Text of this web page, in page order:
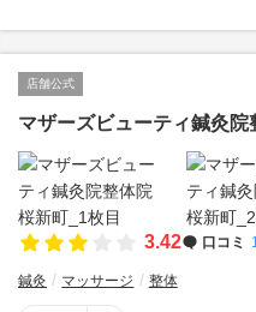
店舗公式
マザーズビューティ鍼灸
3.42 口コミ
鍼灸 マッサージ 整体